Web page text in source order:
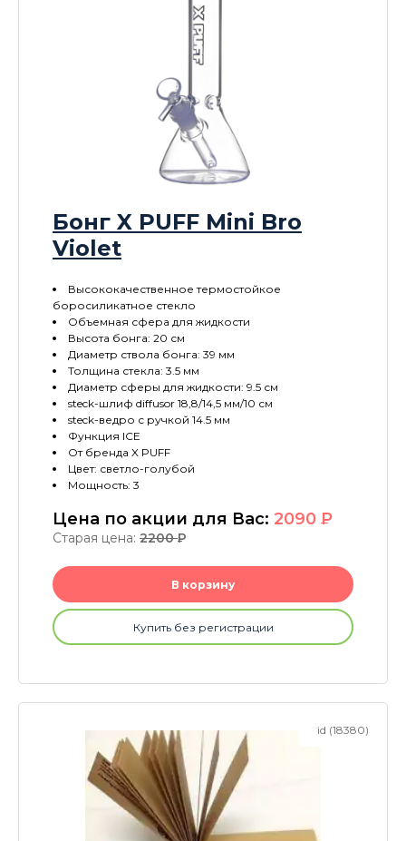
Бонг X PUFF Mini Bro
Violet
Высококачественное термостойкое
боросиликатное стекло
Объемная сфера для жидкости
Высота бонга: 20 см
Диаметр ствола бонга: 39 мм
Толщина стекла: 3.5 мм
Диаметр сферы для жидкости: 9.5 см
steck-шлиф diffusor 18,8/14,5 мм/10 см
steck-ведро с ручкой 14.5 мм
Функция ICE
От бренда X PUFF
Цвет: светло-голубой
Мощность: 3
Цена по акции для Вас: 2090 P
Старая цена: 2200P
В корзину
Купить без регистрации
id (18380)